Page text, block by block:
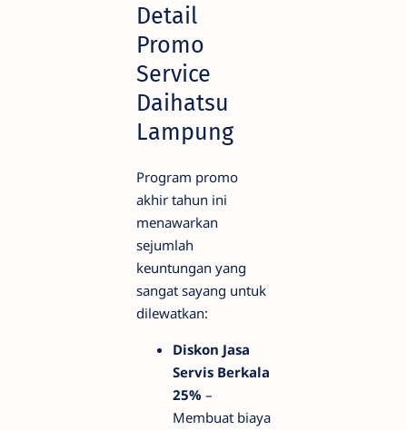
Detail
Promo
Service
Daihatsu
Lampung
Program promo
akhir tahun ini
menawarkan
sejumlah
keuntungan yang
sangat sayang untuk
dilewatkan:
Diskon Jasa
Servis Berkala
25% –
Membuat biaya